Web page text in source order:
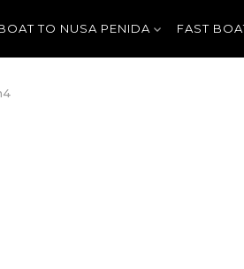
TO NUSA PENIDA FAST